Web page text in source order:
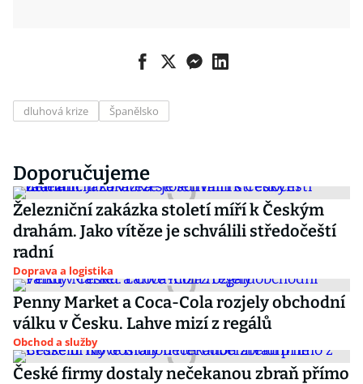
dluhová krize Španělsko
Doporučujeme
Železniční zakázka století míří k Českým
drahám. Jako vítěze je schválili středočeští
radní
Doprava a logistika
Penny Market a Coca-Cola rozjely obchodní
válku v Česku. Lahve mizí z regálů
Obchod a služby
České firmy dostaly nečekanou zbraň přímo